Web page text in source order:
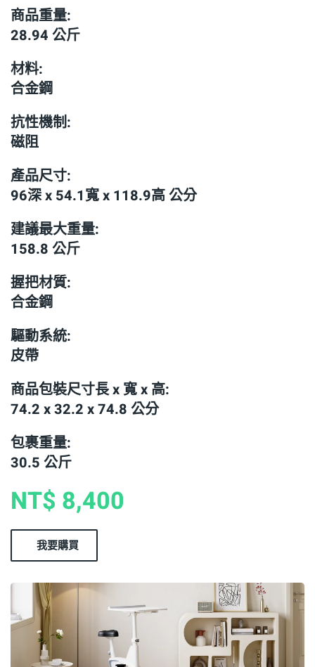
商品重量:
28.94 公斤
材料:
合金鋼
抗性機制:
磁阻
產品尺寸:
96深 x 54.1寬 x 118.9高 公分
建議最大重量:
158.8 公斤
握把材質:
合金鋼
驅動系統:
皮帶
商品包裝尺寸長 x 寬 x 高:
74.2 x 32.2 x 74.8 公分
包裹重量:
30.5 公斤
NT$ 8,400
我要購買